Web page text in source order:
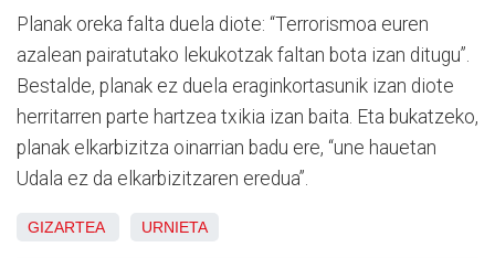
Planak oreka falta duela diote: “Terrorismoa euren
azalean pairatutako lekukotzak faltan bota izan ditugu”.
Bestalde, planak ez duela eraginkortasunik izan diote
herritarren parte hartzea txikia izan baita. Eta bukatzeko,
planak elkarbizitza oinarrian badu ere, “une hauetan
Udala ez da elkarbizitzaren eredua”.
GIZARTEA URNIETA